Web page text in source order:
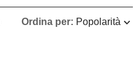
Ordina per: Popolarità